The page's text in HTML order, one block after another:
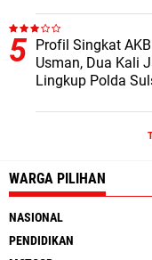
Profil Singkat
Usman, Dua Kali
Lingkup Polda
WARGA PILIHAN
NASIONAL
PENDIDIKAN